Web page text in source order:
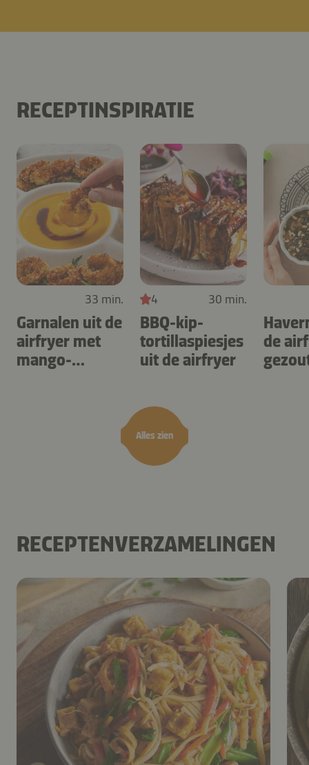
RECEPTINSPIRATIE
Alles zien
33 min.
Garnalen uit de
airfryer met
mango-
4 30 min.
BBQ-kip-
tortillaspiesjes
uit de airfryer
de
RECEPTENVERZAMELINGEN